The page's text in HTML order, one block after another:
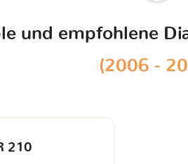
und empfohlene
(2006 -
210